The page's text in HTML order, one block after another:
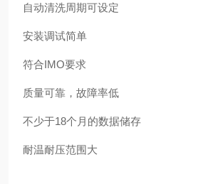
自动清洗周期可设定
安装调试简单
符合IMO要求
质量可靠，故障率低
不少于18个月的数据储存
耐温耐压范围大